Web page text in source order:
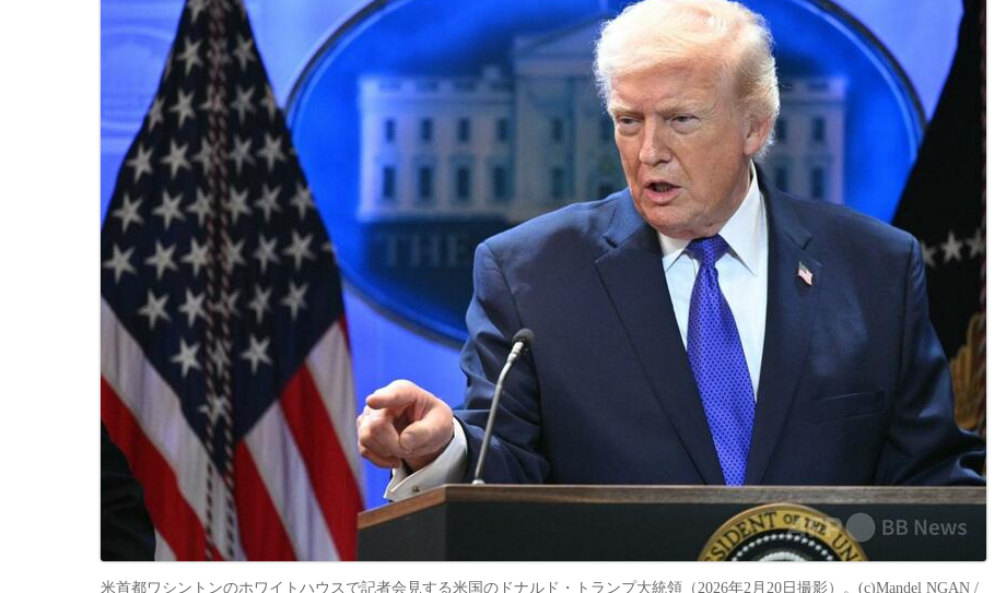
米首都ワシントンのホワイトハウスで記者会見する米国のドナルド・トランプ大統領（2026年2月20日撮影）。(c)Mandel NGAN /